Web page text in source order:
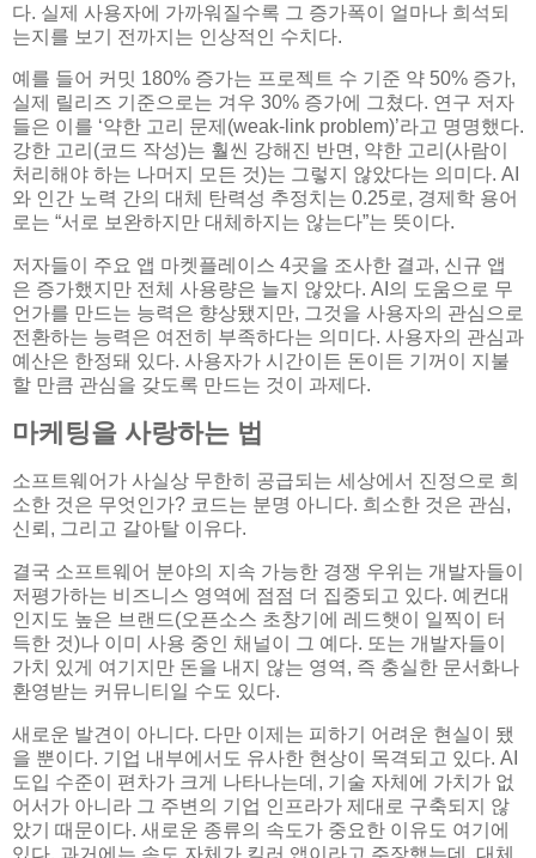
다. 실제 사용자에 가까워질수록 그 증가폭이 얼마나 희석되
는지를 보기 전까지는 인상적인 수치다.
예를 들어 커밋 180% 증가는 프로젝트 수 기준 약 50% 증가,
실제 릴리즈 기준으로는 겨우 30% 증가에 그쳤다. 연구 저자
들은 이를 ‘약한 고리 문제(weak-link problem)’라고 명명했다.
강한 고리(코드 작성)는 훨씬 강해진 반면, 약한 고리(사람이
처리해야 하는 나머지 모든 것)는 그렇지 않았다는 의미다. AI
와 인간 노력 간의 대체 탄력성 추정치는 0.25로, 경제학 용어
로는 “서로 보완하지만 대체하지는 않는다”는 뜻이다.
저자들이 주요 앱 마켓플레이스 4곳을 조사한 결과, 신규 앱
은 증가했지만 전체 사용량은 늘지 않았다. AI의 도움으로 무
언가를 만드는 능력은 향상됐지만, 그것을 사용자의 관심으로
전환하는 능력은 여전히 부족하다는 의미다. 사용자의 관심과
예산은 한정돼 있다. 사용자가 시간이든 돈이든 기꺼이 지불
할 만큼 관심을 갖도록 만드는 것이 과제다.
마케팅을 사랑하는 법
소프트웨어가 사실상 무한히 공급되는 세상에서 진정으로 희
소한 것은 무엇인가? 코드는 분명 아니다. 희소한 것은 관심,
신뢰, 그리고 갈아탈 이유다.
결국 소프트웨어 분야의 지속 가능한 경쟁 우위는 개발자들이
저평가하는 비즈니스 영역에 점점 더 집중되고 있다. 예컨대
인지도 높은 브랜드(오픈소스 초창기에 레드햇이 일찍이 터
득한 것)나 이미 사용 중인 채널이 그 예다. 또는 개발자들이
가치 있게 여기지만 돈을 내지 않는 영역, 즉 충실한 문서화나
환영받는 커뮤니티일 수도 있다.
새로운 발견이 아니다. 다만 이제는 피하기 어려운 현실이 됐
을 뿐이다. 기업 내부에서도 유사한 현상이 목격되고 있다. AI
도입 수준이 편차가 크게 나타나는데, 기술 자체에 가치가 없
어서가 아니라 그 주변의 기업 인프라가 제대로 구축되지 않
았기 때문이다. 새로운 종류의 속도가 중요한 이유도 여기에
있다. 과거에는 속도 자체가 킬러 앱이라고 주장했는데, 대체